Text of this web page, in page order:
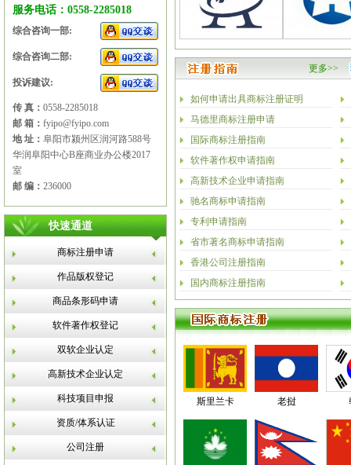
2025年春节放假安排的通知
服务电话：0558-2285018
综合咨询一部:
综合咨询二部:
投诉建议:
传 真： 0558-2285018
邮 箱： fyipo@fyipo.com
地 址： 阜阳市颍州区润河路588号
华润阜阳中心B座商业办公楼2017
室
邮 编： 236000
快速通道
商标注册申请
作品版权登记
商品条形码申请
软件著作权登记
双软企业认定
高新技术企业认定
科技项目申报
资质/体系认证
公司注册
更多>>
如何申请出具商标注册证明
马德里商标注册申请
国际商标注册指南
软件著作权申请指南
高新技术企业申请指南
驰名商标申请指南
专利申请指南
省市著名商标申请指南
香港公司注册指南
国内商标注册指南
斯里兰卡 老挝